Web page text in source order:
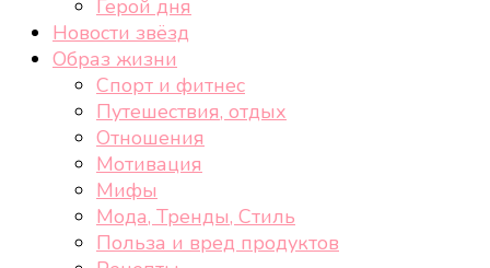
Герой дня
Новости звёзд
Образ жизни
Спорт и фитнес
Путешествия, отдых
Отношения
Мотивация
Мифы
Мода, Тренды, Стиль
Польза и вред продуктов